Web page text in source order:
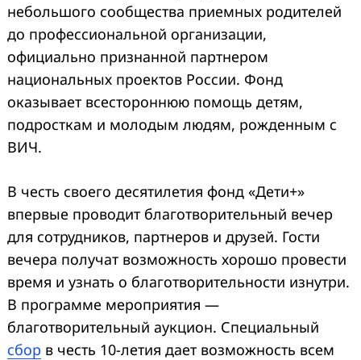
небольшого сообщества приемных родителей
до профессиональной организации,
официально признанной партнером
национальных проектов России. Фонд
оказывает всестороннюю помощь детям,
подросткам и молодым людям, рожденным с
ВИЧ.
В честь своего десятилетия фонд «Дети+»
впервые проводит благотворительный вечер
для сотрудников, партнеров и друзей. Гости
вечера получат возможность хорошо провести
время и узнать о благотворительности изнутри.
В программе мероприятия —
благотворительный аукцион. Специальный
сбор в честь 10-летия дает возможность всем